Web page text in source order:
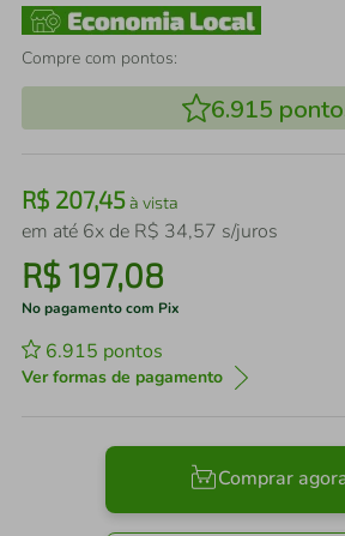
Compre com pontos:
6.915
R$ 207,45à vista
em até 6x de R$ 34,57 s/juros
R$197,08
No pagamento com Pix
6.915 pontos
Ver formas de pagamento
Comprar